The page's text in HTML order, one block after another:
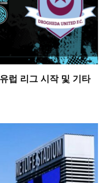
럽 리그 시작 및 기타